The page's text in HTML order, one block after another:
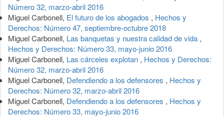
Número 32, marzo-abril 2016
Miguel Carbonell, El futuro de los abogados , Hechos y
Derechos: Número 47, septiembre-octubre 2018
Miguel Carbonell, Las banquetas y nuestra calidad de vida ,
Hechos y Derechos: Número 33, mayo-junio 2016
Miguel Carbonell, Las cárceles explotan , Hechos y Derechos:
Número 32, marzo-abril 2016
Miguel Carbonell, Defendiendo a los defensores , Hechos y
Derechos: Número 32, marzo-abril 2016
Miguel Carbonell, Defendiendo a los defensores , Hechos y
Derechos: Número 33, mayo-junio 2016